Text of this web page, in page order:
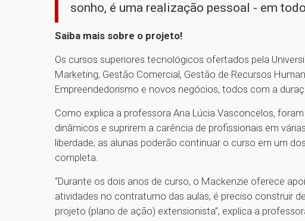
sonho, é uma realização pessoal - em
Saiba mais sobre o projeto!
Os cursos superiores tecnológicos ofertados pela
Marketing, Gestão Comercial, Gestão de Recursos
Empreendedorismo e novos negócios, todos com a
Como explica a professora Ana Lúcia Vasconcelos,
dinâmicos e suprirem a carência de profissionais em
liberdade, as alunas poderão continuar o curso em um
completa.
“Durante os dois anos de curso, o Mackenzie oferece
atividades no contraturno das aulas, é preciso construir
projeto (plano de ação) extensionista”, explica a